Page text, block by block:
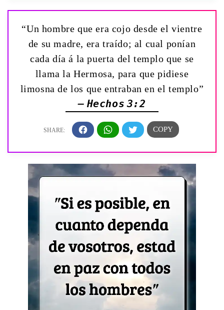
“Un hombre que era cojo desde el vientre
de su madre, era traído; al cual ponían
cada día á la puerta del templo que se
llama la Hermosa, para que pidiese
limosna de los que entraban en el templo”
— Hechos 3:2